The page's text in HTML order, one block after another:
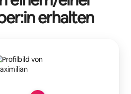
erhalten